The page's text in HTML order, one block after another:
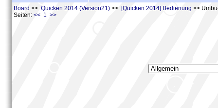
Board >> Quicken 2014 (Version21) >> [Quicken 2014] Bedienung >>
Seiten: << 1 >>